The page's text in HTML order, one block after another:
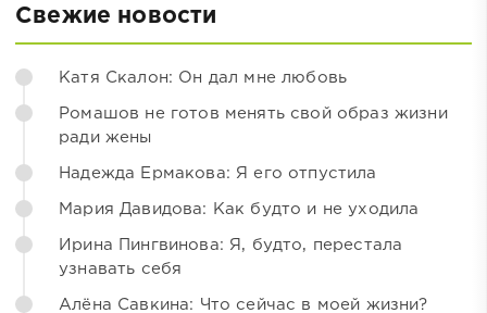
Свежие новости
Катя Скалон: Он дал мне любовь
Ромашов не готов менять свой образ жизни
ради жены
Надежда Ермакова: Я его отпустила
Мария Давидова: Как будто и не уходила
Ирина Пингвинова: Я, будто, перестала
узнавать себя
Алёна Савкина: Что сейчас в моей жизни?